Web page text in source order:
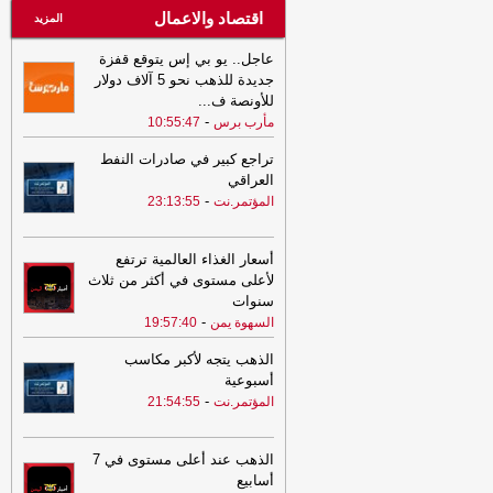
اقتصاد والاعمال المزيد
عاجل.. يو بي إس يتوقع قفزة
جديدة للذهب نحو 5 آلاف دولار
للأونصة ف...
مأرب برس -
10:55:47
تراجع كبير في صادرات النفط
العراقي
المؤتمر.نت -
23:13:55
أسعار الغذاء العالمية ترتفع
لأعلى مستوى في أكثر من ثلاث
سنوات
السهوة يمن -
19:57:40
الذهب يتجه لأكبر مكاسب
أسبوعية
المؤتمر.نت -
21:54:55
الذهب عند أعلى مستوى في 7
أسابيع